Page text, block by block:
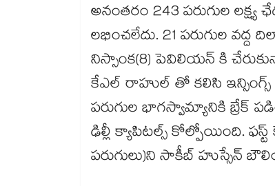
అనంతరం 243 పరుగుల లక్ష్య
లభించలేదు. 21 పరుగుల
నిస్సాంక(8) పెవిలియన్ కి
కేఎల్ రాహుల్ తో కలిసి ఇన్సింగ్స్
పరుగుల భాగస్వామ్యానికి బ్రేక్
ఢిల్లీ క్యాపిటల్స్ కోల్పోయింది.
పరుగులు)ని సాకీబ్ హుస్సేన్